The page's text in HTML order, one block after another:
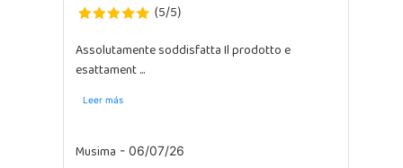
(5/5)
Assolutamente soddisfatta Il prodotto e
esattament ...
Leer más
Musima - 06/07/26